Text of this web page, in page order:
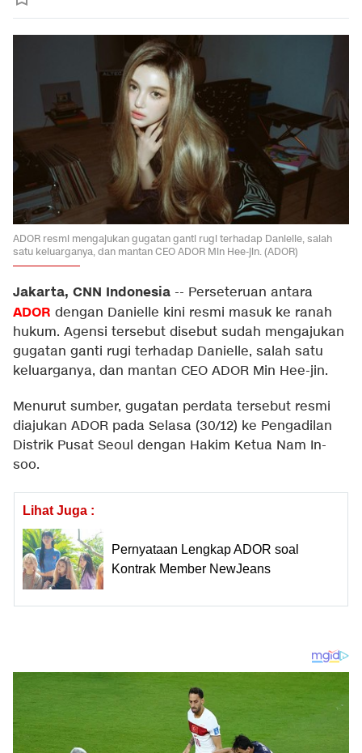
ADOR resmi mengajukan gugatan ganti rugi terhadap Danielle, salah
satu keluarganya, dan mantan CEO ADOR Min Hee-jin. (ADOR)
Jakarta, CNN Indonesia -- Perseteruan antara
ADOR dengan Danielle kini resmi masuk ke ranah
hukum. Agensi tersebut disebut sudah mengajukan
gugatan ganti rugi terhadap Danielle, salah satu
keluarganya, dan mantan CEO ADOR Min Hee-jin.
Menurut sumber, gugatan perdata tersebut resmi
diajukan ADOR pada Selasa (30/12) ke Pengadilan
Distrik Pusat Seoul dengan Hakim Ketua Nam In-
soo.
Lihat Juga :
Pernyataan Lengkap ADOR soal
Kontrak Member NewJeans